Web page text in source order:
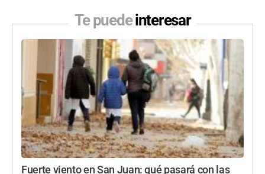
Te puedeinteresar
Fuerte viento en San Juan: qué pasará con las